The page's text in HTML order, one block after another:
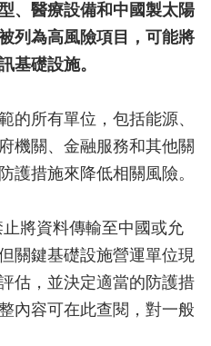
、醫療設備和中國製太陽
列為高風險項目，可能將
基礎設施。
的所有單位，包括能源、
機關、金融服務和其他關
護措施來降低相關風險。
將資料傳輸至中國或允
關鍵基礎設施營運單位現
估，並決定適當的防護措
內容可在此查閱，對一般